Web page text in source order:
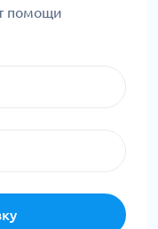
помощи